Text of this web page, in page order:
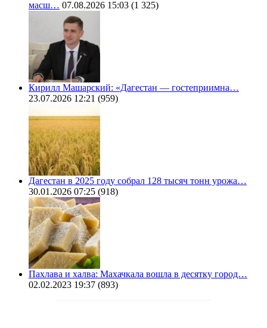
масш… 07.08.2026 15:03 (1 325)
Кирилл Машарский: «Дагестан — гостеприимна…
23.07.2026 12:21 (959)
Дагестан в 2025 году собрал 128 тысяч тонн урожа…
30.01.2026 07:25 (918)
Пахлава и халва: Махачкала вошла в десятку город…
02.02.2023 19:37 (893)